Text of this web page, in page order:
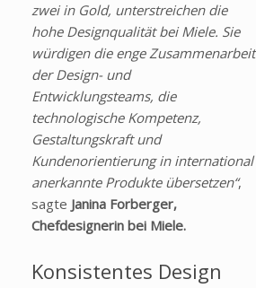
zwei in Gold, unterstreichen die
hohe Designqualität bei Miele. Sie
würdigen die enge Zusammenarbeit
der Design- und
Entwicklungsteams, die
technologische Kompetenz,
Gestaltungskraft und
Kundenorientierung in international
anerkannte Produkte übersetzen“,
sagte Janina Forberger,
Chefdesignerin bei Miele.
Konsistentes Design